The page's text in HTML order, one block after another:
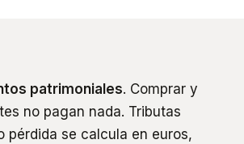
patrimoniales. Comprar y
no pagan nada. Tributas
pérdida se calcula en euros,